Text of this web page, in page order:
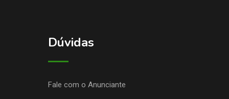
Dúvidas
Fale com o Anunciante